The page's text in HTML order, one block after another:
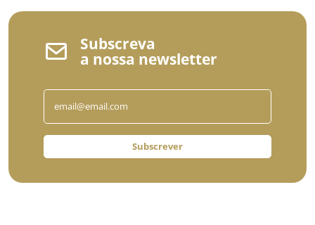
Subscreva
a nossa newsletter
Subscrever